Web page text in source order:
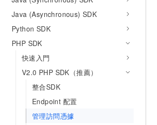
Java (Asynchronous) SDK
Python SDK
PHP SDK
快速入門
V2.0 PHP SDK（推薦）
整合SDK
Endpoint 配置
管理訪問憑據